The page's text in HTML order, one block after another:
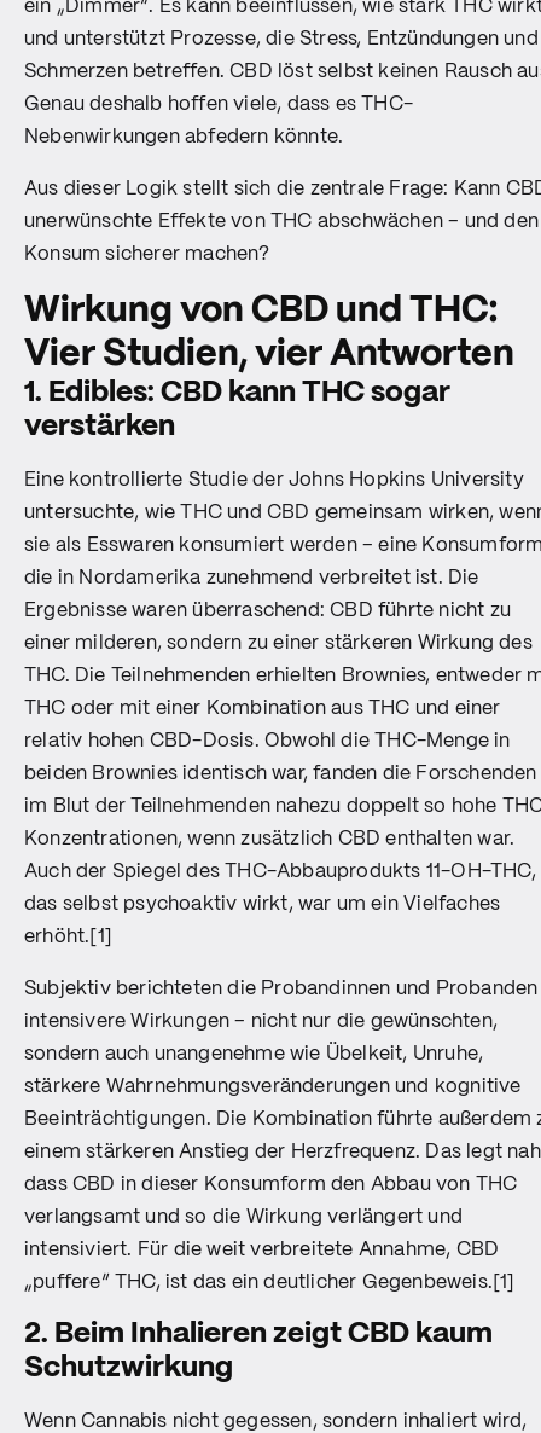
ein „Dimmer“. Es kann beeinflussen, wie stark THC
und unterstützt Prozesse, die Stress, Entzündungen und
Schmerzen betreffen. CBD löst selbst keinen Rausch
Genau deshalb hoffen viele, dass es THC-
Nebenwirkungen abfedern könnte.
Aus dieser Logik stellt sich die zentrale Frage: Kann
unerwünschte Effekte von THC abschwächen – und den
Konsum sicherer machen?
Wirkung von CBD und THC:
Vier Studien, vier Antworten
1. Edibles: CBD kann THC sogar
verstärken
Eine kontrollierte Studie der Johns Hopkins University
untersuchte, wie THC und CBD gemeinsam wirken,
sie als Esswaren konsumiert werden – eine
die in Nordamerika zunehmend verbreitet ist. Die
Ergebnisse waren überraschend: CBD führte nicht zu
einer milderen, sondern zu einer stärkeren Wirkung des
THC. Die Teilnehmenden erhielten Brownies, entweder
THC oder mit einer Kombination aus THC und einer
relativ hohen CBD-Dosis. Obwohl die THC-Menge in
beiden Brownies identisch war, fanden die Forschenden
im Blut der Teilnehmenden nahezu doppelt so hohe
Konzentrationen, wenn zusätzlich CBD enthalten war.
Auch der Spiegel des THC-Abbauprodukts 11-OH-THC,
das selbst psychoaktiv wirkt, war um ein Vielfaches
erhöht.[1]
Subjektiv berichteten die Probandinnen und Probanden
intensivere Wirkungen – nicht nur die gewünschten,
sondern auch unangenehme wie Übelkeit, Unruhe,
stärkere Wahrnehmungsveränderungen und kognitive
Beeinträchtigungen. Die Kombination führte außerdem
einem stärkeren Anstieg der Herzfrequenz. Das legt
dass CBD in dieser Konsumform den Abbau von THC
verlangsamt und so die Wirkung verlängert und
intensiviert. Für die weit verbreitete Annahme, CBD
„puffere“ THC, ist das ein deutlicher Gegenbeweis.[1]
2. Beim Inhalieren zeigt CBD kaum
Schutzwirkung
Wenn Cannabis nicht gegessen, sondern inhaliert wird,